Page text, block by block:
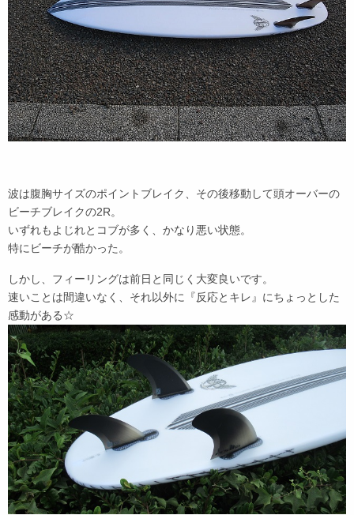
波は腹胸サイズのポイントブレイク、その後移動して頭オーバーの
ビーチブレイクの2R。
いずれもよじれとコブが多く、かなり悪い状態。
特にビーチが酷かった。
しかし、フィーリングは前日と同じく大変良いです。
速いことは間違いなく、それ以外に『反応とキレ』にちょっとした
感動がある☆